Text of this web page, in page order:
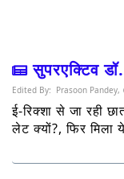
सुपरएक्टिव डॉ.
Edited By: Prasoon Pandey,
ई-रिक्शा से जा रही
लेट क्यों?, फिर मिला